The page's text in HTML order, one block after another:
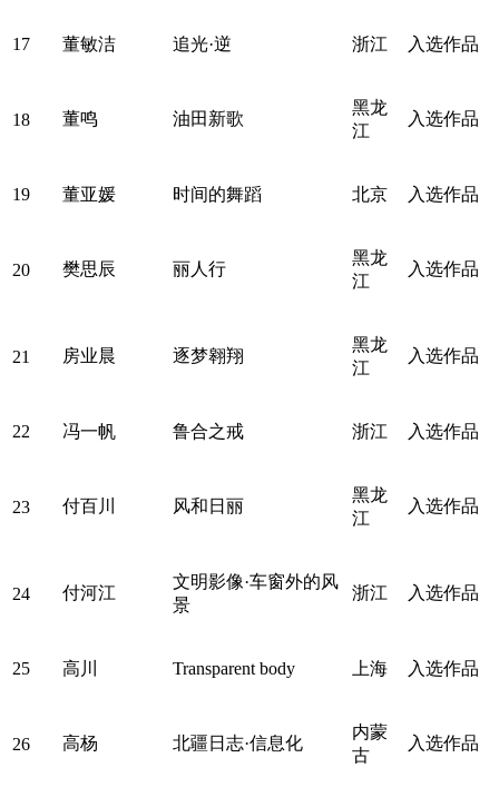
17 董敏洁 追光·逆 浙江 入选作品
18 董鸣 油田新歌
黑龙
江
入选作品
19 董亚媛 时间的舞蹈 北京 入选作品
20 樊思辰 丽人行
黑龙
江
入选作品
21 房业晨 逐梦翱翔
黑龙
江
入选作品
22 冯一帆 鲁合之戒 浙江 入选作品
23 付百川 风和日丽
黑龙
江
入选作品
24 付河江
文明影像·车窗外的风
景
浙江 入选作品
25 高川 Transparent body 上海 入选作品
26 高杨 北疆日志·信息化
内蒙
古
入选作品